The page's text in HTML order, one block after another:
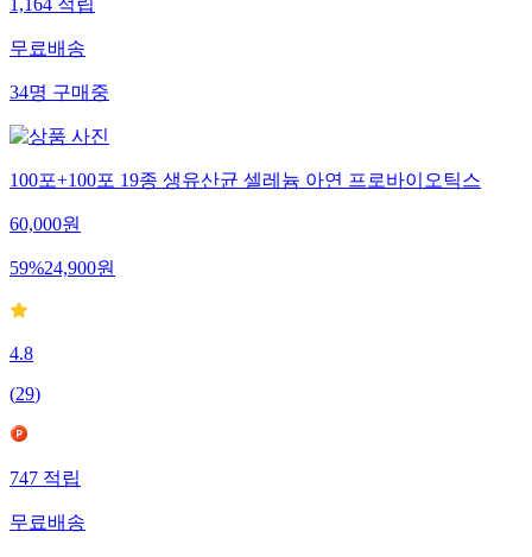
1,164적립
무료배송
34명구매중
100포+100포 19종 생유산균 셀레늄 아연 프로바이오틱스
60,000원
59%24,900원
4.8
(29)
747적립
무료배송